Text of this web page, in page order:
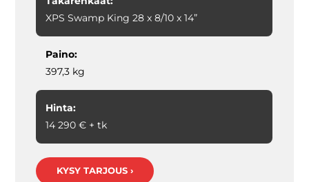
XPS Swamp King 28 x 8/10 x 14”
Paino:
397,3 kg
Hinta:
14 290 € + tk
KYSY TARJOUS ›